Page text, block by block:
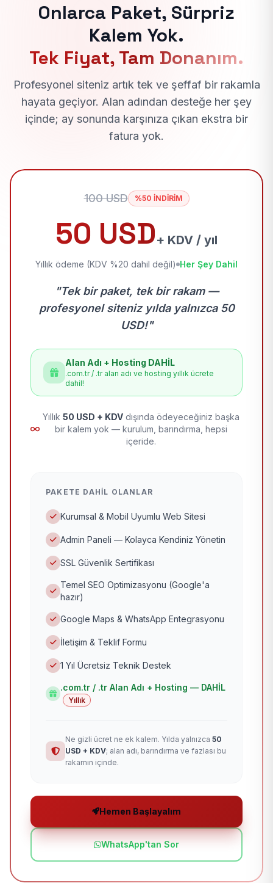
Onlarca Paket, Sürpriz
Kalem Yok.
Tek Fiyat, Tam Donanım.
Profesyonel siteniz artık tek ve şeffaf bir rakamla
hayata geçiyor. Alan adından desteğe her şey
içinde; ay sonunda karşınıza çıkan ekstra bir
fatura yok.
100 USD %50 İNDİRİM
50 USD+ KDV / yıl
Yıllık ödeme (KDV %20 dahil değil) Her Şey Dahil
"Tek bir paket, tek bir rakam —
profesyonel siteniz yılda yalnızca 50
USD!"
Alan Adı + Hosting DAHİL
.com.tr / .tr alan adı ve hosting yıllık ücrete
dahil!
Yıllık 50 USD + KDV dışında ödeyeceğiniz başka
bir kalem yok — kurulum, barındırma, hepsi
içeride.
PAKETE DAHIL OLANLAR
Kurumsal & Mobil Uyumlu Web Sitesi
Admin Paneli — Kolayca Kendiniz Yönetin
SSL Güvenlik Sertifikası
Temel SEO Optimizasyonu (Google'a
hazır)
Google Maps & WhatsApp Entegrasyonu
İletişim & Teklif Formu
1 Yıl Ücretsiz Teknik Destek
.com.tr / .tr Alan Adı + Hosting — DAHİL
Yıllık
Ne gizli ücret ne ek kalem. Yılda yalnızca 50
USD + KDV; alan adı, barındırma ve fazlası bu
rakamın içinde.
Hemen Başlayalım
WhatsApp'tan Sor